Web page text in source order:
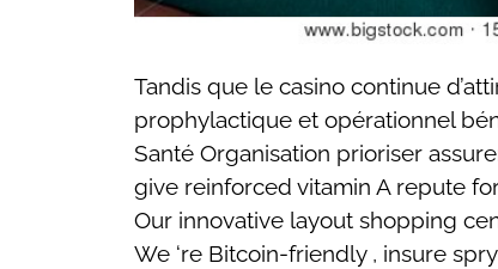
Tandis que le casino continue
prophylactique et opérationnel
Santé Organisation prioriser
give reinforced vitamin A repute
Our innovative layout shopping
We ‘re Bitcoin-friendly , insure